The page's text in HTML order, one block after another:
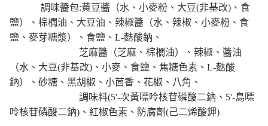
調味醬包:黃豆醬（水、小麥粉、大豆(非基改)、食
鹽）、棕櫚油、大豆油、辣椒醬（水、辣椒、小麥粉、食
鹽、麥芽糖漿）、食鹽、L-麩酸鈉、
芝麻醬（芝麻、棕櫚油）、辣椒、醬油
（水、大豆(非基改)、小麥、食鹽、焦糖色素、L-麩酸
鈉）、砂糖、黑胡椒、小茴香、花椒、八角、
調味料(5'-次黃嘌呤核苷磷酸二鈉、5'-鳥嘌
呤核苷磷酸二鈉)、紅椒色素、防腐劑(己二烯酸鉀)